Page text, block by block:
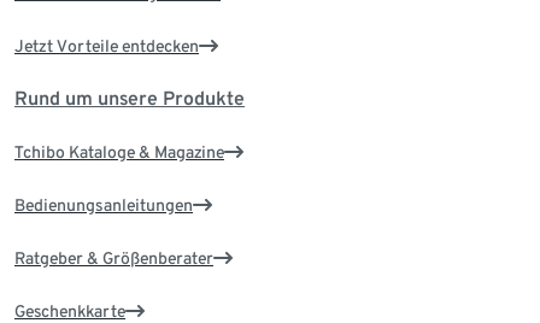
Jetzt Vorteile entdecken
Rund um unsere Produkte
Tchibo Kataloge & Magazine
Bedienungsanleitungen
Ratgeber & Größenberater
Geschenkkarte